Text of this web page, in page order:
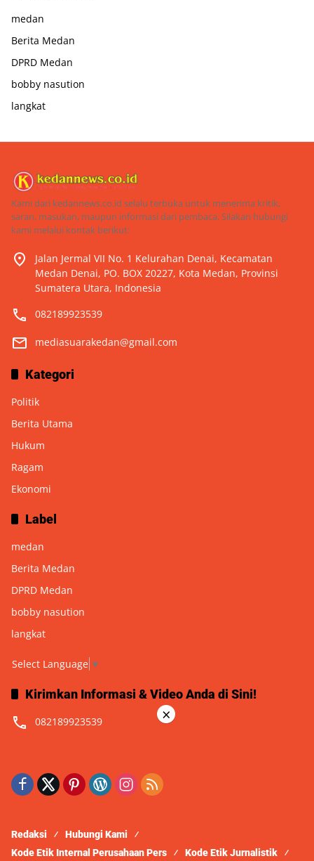
medan
Berita Medan
DPRD Medan
bobby nasution
langkat
Kami dari kedannews.co.id selalu terbuka untuk menerima kritik,
saran, masukan, maupun informasi dari pembaca. Silakan hubungi
kami melalui kontak berikut:
Jalan Jermal VII No. 1 Kelurahan Denai, Kecamatan
Medan Denai, PO. BOX 20227, Kota Medan, Provinsi
Sumatera Utara, Indonesia
082189923539
mediasuarakedan@gmail.com
Kategori
Politik
Berita Utama
Hukum
Ragam
Ekonomi
Label
medan
Berita Medan
DPRD Medan
bobby nasution
langkat
Select Language ▼
Kirimkan Informasi & Video Anda di Sini!
082189923539
Redaksi
Hubungi Kami
Kode Etik Internal Perusahaan Pers
Kode Etik Jurnalistik
×